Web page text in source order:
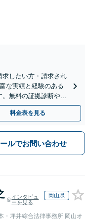
求したい方・請求され
な実績と経験のある
無料の証拠診断や着
ください。
料金表を見る
ルでお問い合わせ
インタビュ
ーを見る
岡山県
・坪井綜合法律事務所 岡山オ